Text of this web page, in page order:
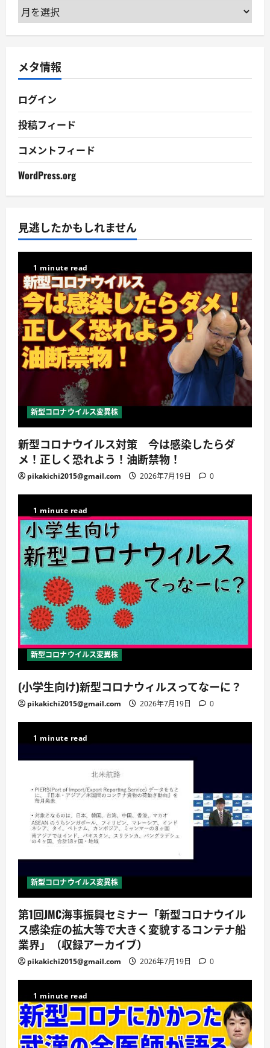
ア
ー
ブ
メタ情報
ログイン
投稿フィード
コメントフィード
WordPress.org
見逃したかもしれません
1 minute read
新型コロナウイルス変異株
新型コロナウイルス対策 今は感染したらダ
メ！正しく恐れよう！油断禁物！
pikakichi2015@gmail.com 2026年7月19日 0
1 minute read
新型コロナウイルス変異株
(小学生向け)新型コロナウィルスってなーに？
pikakichi2015@gmail.com 2026年7月19日 0
1 minute read
新型コロナウイルス変異株
第1回JMC海事振興セミナー「新型コロナウイル
ス感染症の拡大等で大きく変貌するコンテナ船
業界」（収録アーカイブ）
pikakichi2015@gmail.com 2026年7月19日 0
1 minute read